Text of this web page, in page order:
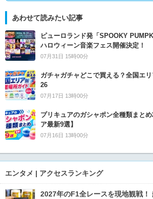
あわせて読みたい記事
ピューロランド発「SPOOKY
ハロウィーン音楽フェス開催決定！
07月31日 15時00分
ガチャガチャどこで買える？全国エ
26
07月17日 13時00分
プリキュアのガシャポン全種類まと
ア最新9選】
07月16日 13時00分
エンタメ | アクセスランキング
2027年のF1全レースを現地観戦！